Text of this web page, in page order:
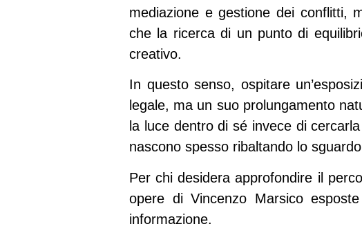
mediazione e gestione dei conflitti,
che la ricerca di un punto di
creativo.
In questo senso, ospitare
legale, ma un suo prolungamento
la luce dentro di sé invece di
nascono spesso ribaltando lo
Per chi desidera approfondire il
opere di Vincenzo Marsico
informazione.